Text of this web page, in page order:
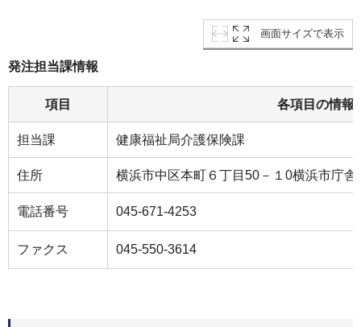
画面サイズで表示
発注担当課情報
項目 各項目の情報
担当課 健康福祉局介護保険課
住所 横浜市中区本町６丁目50－１0横浜市庁舎
電話番号 045-671-4253
ファクス 045-550-3614